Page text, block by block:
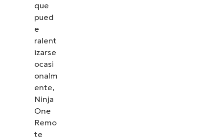
que
pued
e
ralent
izarse
ocasi
onalm
ente,
Ninja
One
Remo
te